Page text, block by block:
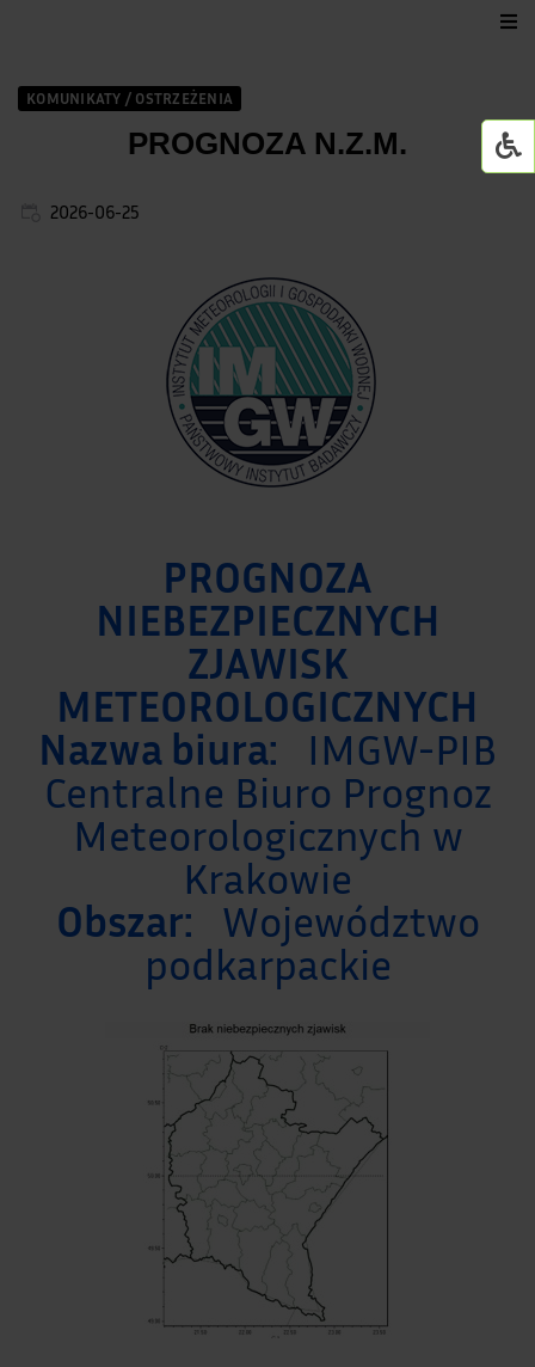
Dla mieszkańca
KOMUNIKATY / OSTRZEŻENIA
PROGNOZA N.Z.M.
2026-06-25
PROGNOZA
NIEBEZPIECZNYCH
ZJAWISK
METEOROLOGICZNYCH
Nazwa biura: IMGW-PIB
Centralne Biuro Prognoz
Meteorologicznych w
Krakowie
Obszar: Województwo
podkarpackie